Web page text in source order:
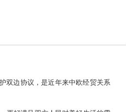
边协议，是近年来中欧经贸关系